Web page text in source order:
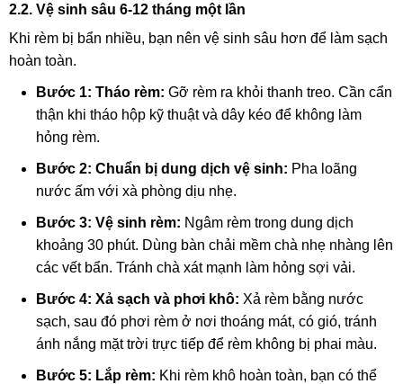
2.2. Vệ sinh sâu 6-12 tháng một lần
Khi rèm bị bẩn nhiều, bạn nên vệ sinh sâu hơn để làm sạch
hoàn toàn.
Bước 1: Tháo rèm: Gỡ rèm ra khỏi thanh treo. Cần cẩn
thận khi tháo hộp kỹ thuật và dây kéo để không làm
hỏng rèm.
Bước 2: Chuẩn bị dung dịch vệ sinh: Pha loãng
nước ấm với xà phòng dịu nhẹ.
Bước 3: Vệ sinh rèm: Ngâm rèm trong dung dịch
khoảng 30 phút. Dùng bàn chải mềm chà nhẹ nhàng lên
các vết bẩn. Tránh chà xát mạnh làm hỏng sợi vải.
Bước 4: Xả sạch và phơi khô: Xả rèm bằng nước
sạch, sau đó phơi rèm ở nơi thoáng mát, có gió, tránh
ánh nắng mặt trời trực tiếp để rèm không bị phai màu.
Bước 5: Lắp rèm: Khi rèm khô hoàn toàn, bạn có thể